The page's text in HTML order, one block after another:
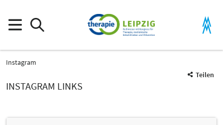
Instagram
Teilen
INSTAGRAM LINKS